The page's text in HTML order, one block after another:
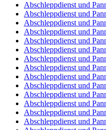
Abschleppdienst und
Abschleppdienst und
Abschleppdienst und
Abschleppdienst und
Abschleppdienst und
Abschleppdienst und
Abschleppdienst und
Abschleppdienst und
Abschleppdienst und
Abschleppdienst und
Abschleppdienst und
Abschleppdienst und
Abschleppdienst und
Abschleppdienst und